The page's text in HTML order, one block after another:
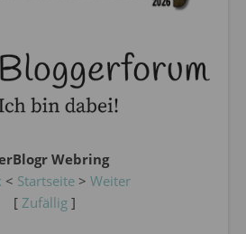
Webring
< Startseite> Weiter
[ Zufällig]